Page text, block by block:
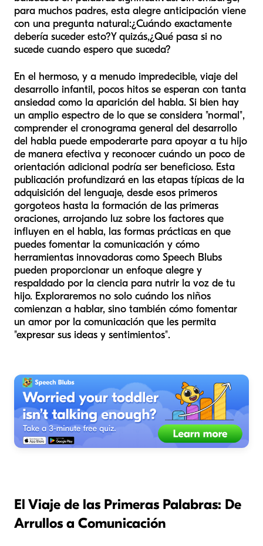
para muchos padres, esta alegre anticipación viene
con una pregunta natural:¿Cuándo exactamente
debería suceder esto?Y quizás,¿Qué pasa si no
sucede cuando espero que suceda?
En el hermoso, y a menudo impredecible, viaje del
desarrollo infantil, pocos hitos se esperan con tanta
ansiedad como la aparición del habla. Si bien hay
un amplio espectro de lo que se considera "normal",
comprender el cronograma general del desarrollo
del habla puede empoderarte para apoyar a tu hijo
de manera efectiva y reconocer cuándo un poco de
orientación adicional podría ser beneficioso. Esta
publicación profundizará en las etapas típicas de la
adquisición del lenguaje, desde esos primeros
gorgoteos hasta la formación de las primeras
oraciones, arrojando luz sobre los factores que
influyen en el habla, las formas prácticas en que
puedes fomentar la comunicación y cómo
herramientas innovadoras como Speech Blubs
pueden proporcionar un enfoque alegre y
respaldado por la ciencia para nutrir la voz de tu
hijo. Exploraremos no solo cuándo los niños
comienzan a hablar, sino también cómo fomentar
un amor por la comunicación que les permita
"expresar sus ideas y sentimientos".
El Viaje de las Primeras Palabras: De
Arrullos a Comunicación